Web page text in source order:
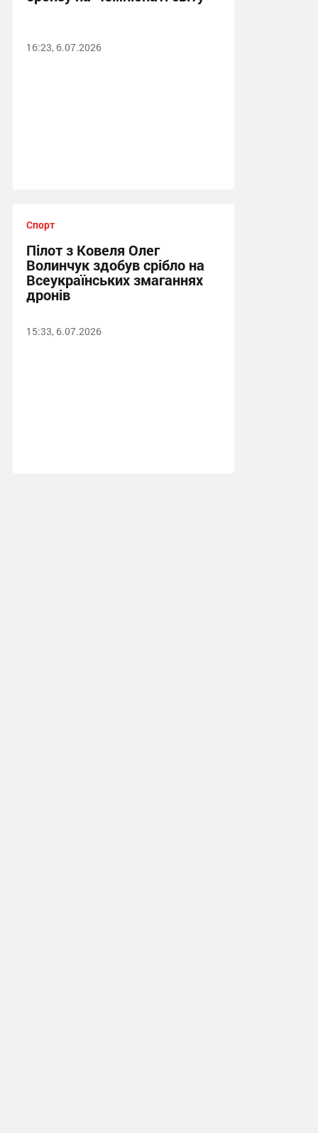
16:23, 6.07.2026
Спорт
Пілот з Ковеля Олег
Волинчук здобув срібло на
Всеукраїнських змаганнях
дронів
15:33, 6.07.2026